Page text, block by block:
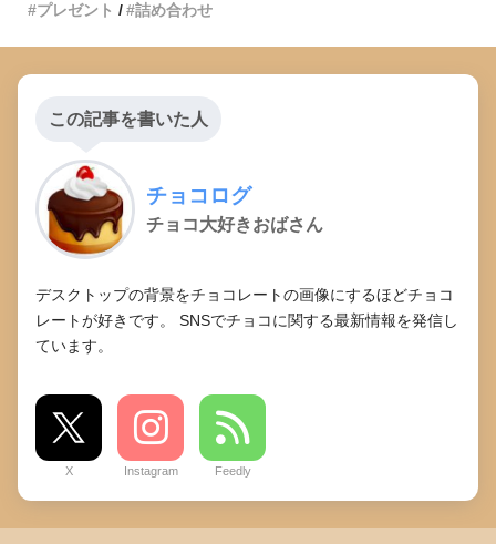
プレゼント
詰め合わせ
この記事を書いた人
チョコログ
チョコ大好きおばさん
デスクトップの背景をチョコレートの画像にするほどチョコ
レートが好きです。 SNSでチョコに関する最新情報を発信し
ています。
X Instagram Feedly